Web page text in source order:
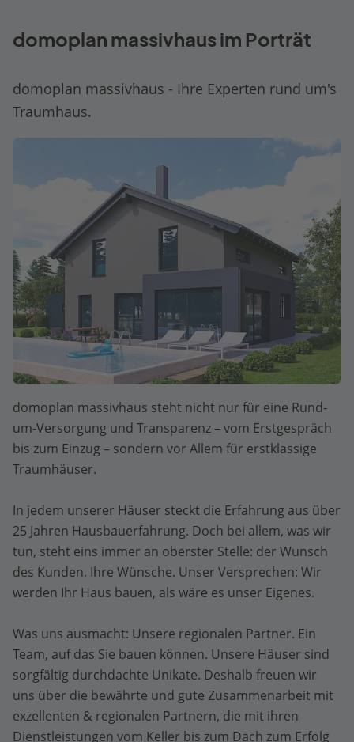
domoplan massivhaus im Porträt
domoplan massivhaus - Ihre Experten rund um's
Traumhaus.
domoplan massivhaus steht nicht nur für eine Rund-
um-Versorgung und Transparenz – vom Erstgespräch
bis zum Einzug – sondern vor Allem für erstklassige
Traumhäuser.
In jedem unserer Häuser steckt die Erfahrung aus über
25 Jahren Hausbauerfahrung. Doch bei allem, was wir
tun, steht eins immer an oberster Stelle: der Wunsch
des Kunden. Ihre Wünsche. Unser Versprechen: Wir
werden Ihr Haus bauen, als wäre es unser Eigenes.
Was uns ausmacht: Unsere regionalen Partner. Ein
Team, auf das Sie bauen können. Unsere Häuser sind
sorgfältig durchdachte Unikate. Deshalb freuen wir
uns über die bewährte und gute Zusammenarbeit mit
exzellenten & regionalen Partnern, die mit ihren
Dienstleistungen vom Keller bis zum Dach zum Erfolg